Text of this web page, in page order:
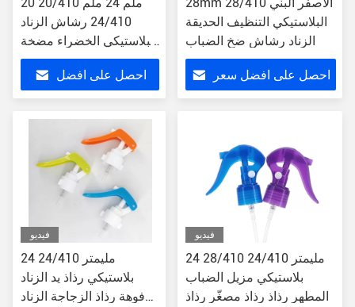
24/410 رشاش الزناد
البلاستيكي الخضراء مضخة
يدوية مصغرة
احصل على افضل
البلاستيكي التنظيف الحديقة
الزناد رشاش ضخ الضباب
احصل على افضل سعر
فيديو
24 مليمتر 24/410
بلاستيكي رذاذ يد الزناد
فوهة رذاذ الزجاجة الزناد
فيديو
24 مليمتر 24/410 28/410
بلاستيكي مزيل الضباب
المطهر رذاذ رذاذ مصغّر رذاذ